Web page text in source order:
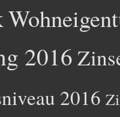
2016
2016